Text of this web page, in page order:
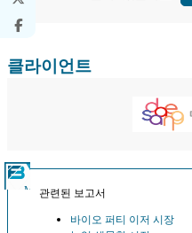
클라이언트
관련된 보고서
바이오 퍼티 이저 시장